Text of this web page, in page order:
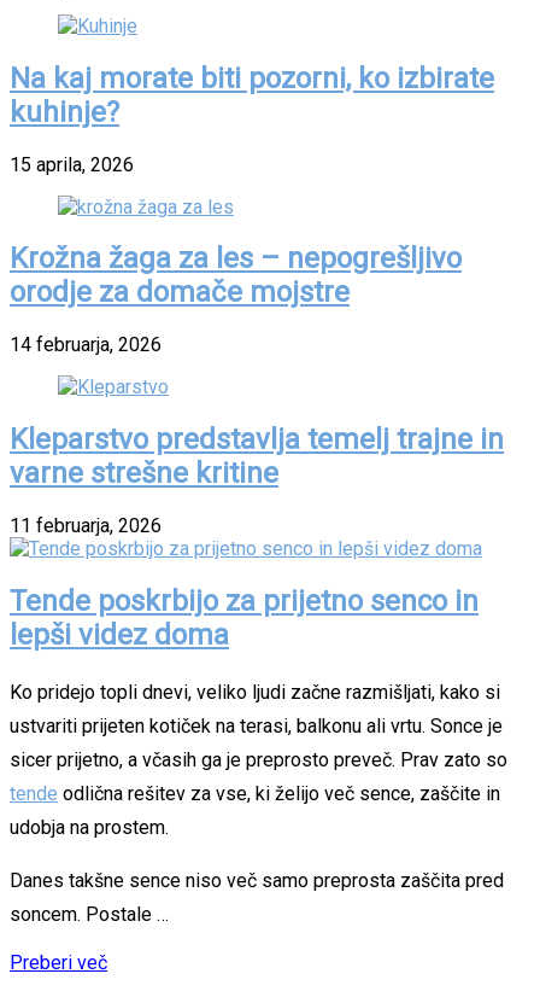
Na kaj morate biti pozorni, ko izbirate
kuhinje?
15 aprila, 2026
Krožna žaga za les – nepogrešljivo
orodje za domače mojstre
14 februarja, 2026
Kleparstvo predstavlja temelj trajne in
varne strešne kritine
11 februarja, 2026
Tende poskrbijo za prijetno senco in
lepši videz doma
Ko pridejo topli dnevi, veliko ljudi začne razmišljati, kako si
ustvariti prijeten kotiček na terasi, balkonu ali vrtu. Sonce je
sicer prijetno, a včasih ga je preprosto preveč. Prav zato so
tende odlična rešitev za vse, ki želijo več sence, zaščite in
udobja na prostem.
Danes takšne sence niso več samo preprosta zaščita pred
soncem. Postale …
Preberi več